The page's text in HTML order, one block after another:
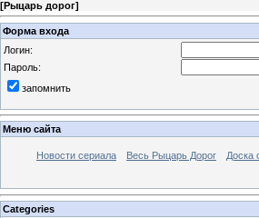
[Рыцарь дорог]
Форма входа
Логин:
Пароль:
запомнить
Меню сайта
Новости сериала Весь Рыцарь Дорог Доска
Categories